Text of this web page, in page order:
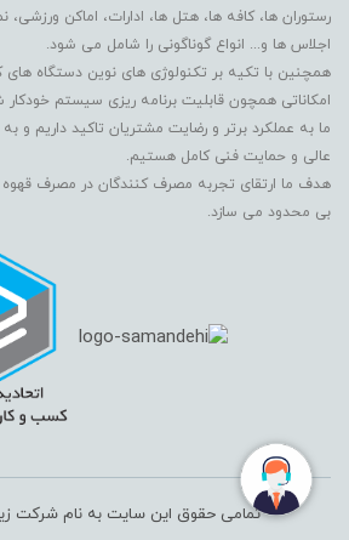
رستوران ها، کافه ها، هتل ها، ادارات، اماکن
اجلاس ها و... انواع گوناگونی را شامل می شود.
همچنین با تکیه بر تکنولوژی های نوین دستگاه های
امکاناتی همچون قابلیت برنامه ریزی سیستم
ما به عملکرد برتر و رضایت مشتریان تاکید داریم
عالی و حمایت فنی کامل هستیم.
هدف ما ارتقای تجربه مصرف کنندگان در مصرف قهوه
بی محدود می سازد.
تمامی حقوق این سایت به نام شرکت